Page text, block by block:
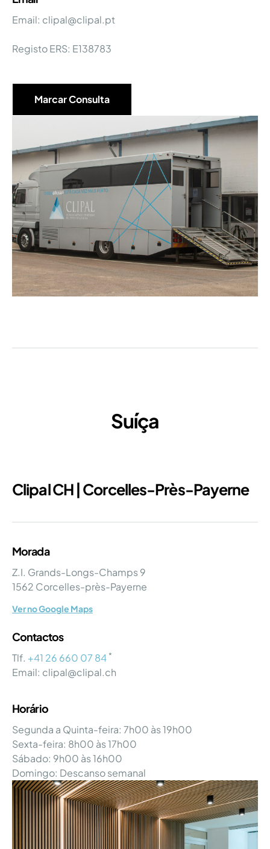
Email: clipal@clipal.pt
Registo ERS: E138783
Marcar Consulta
Suíça
Clipal CH | Corcelles-Près-Payerne
Morada
Z.I. Grands-Longs-Champs 9
1562 Corcelles-près-Payerne
Ver no Google Maps
Contactos
Tlf. +41 26 660 07 84 *
Email: clipal@clipal.ch
Horário
Segunda a Quinta-feira: 7h00 às 19h00
Sexta-feira: 8h00 às 17h00
Sábado: 9h00 às 16h00
Domingo: Descanso semanal